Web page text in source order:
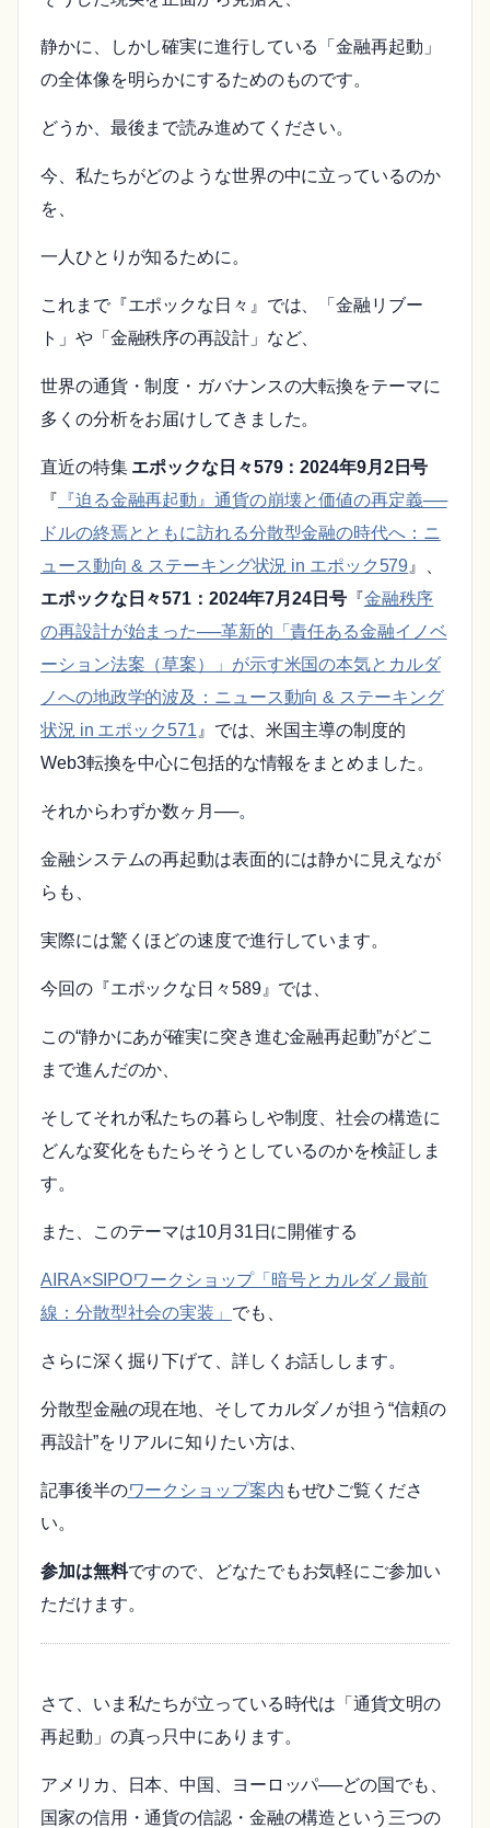
静かに、しかし確実に進行している「金融再起動」
の全体像を明らかにするためのものです。
どうか、最後まで読み進めてください。
今、私たちがどのような世界の中に立っているのか
を、
一人ひとりが知るために。
これまで『エポックな日々』では、「金融リブー
ト」や「金融秩序の再設計」など、
世界の通貨・制度・ガバナンスの大転換をテーマに
多くの分析をお届けしてきました。
直近の特集 エポックな日々579：2024年9月2日号
『 『迫る金融再起動』通貨の崩壊と価値の再定義──
ドルの終焉とともに訪れる分散型金融の時代へ：ニ
ュース動向 & ステーキング状況 in エポック579 』、
エポックな日々571：2024年7月24日号『金融秩序
の再設計が始まった──革新的「責任ある金融イノベ
ーション法案（草案）」が示す米国の本気とカルダ
ノへの地政学的波及：ニュース動向 & ステーキング
状況 in エポック571 』では、米国主導の制度的
Web3転換を中心に包括的な情報をまとめました。
それからわずか数ヶ月──。
金融システムの再起動は表面的には静かに見えなが
らも、
実際には驚くほどの速度で進行しています。
今回の『エポックな日々589』では、
この“静かにあが確実に突き進む金融再起動”がどこ
まで進んだのか、
そしてそれが私たちの暮らしや制度、社会の構造に
どんな変化をもたらそうとしているのかを検証しま
す。
また、このテーマは10月31日に開催する
AIRA×SIPOワークショップ「暗号とカルダノ最前
線：分散型社会の実装」 でも、
さらに深く掘り下げて、詳しくお話しします。
分散型金融の現在地、そしてカルダノが担う“信頼の
再設計”をリアルに知りたい方は、
記事後半のワークショップ案内 もぜひご覧くださ
い。
参加は無料ですので、どなたでもお気軽にご参加い
ただけます。
さて、いま私たちが立っている時代は「通貨文明の
再起動」の真っ只中にあります。
アメリカ、日本、中国、ヨーロッパ──どの国でも、
国家の信用・通貨の信認・金融の構造という三つの